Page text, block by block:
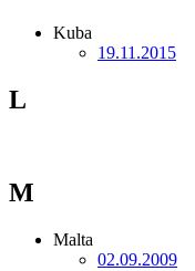
Kuba
19.11.2015
L
M
Malta
02.09.2009